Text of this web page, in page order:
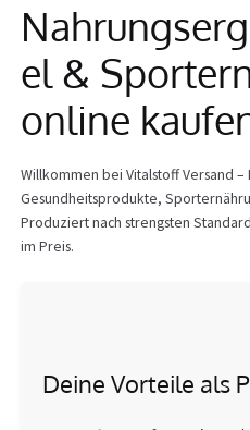
Info
el &
online
Willkommen bei Vitalstoff Versand
Gesundheitsprodukte,
Produziert nach strengsten
im Preis.
Deine Vorteile als